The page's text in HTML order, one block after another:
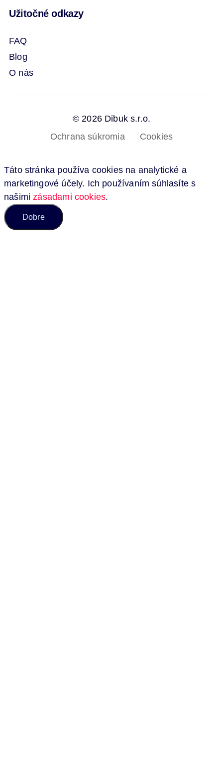
Užitočné odkazy
FAQ
Blog
O nás
© 2026 Dibuk s.r.o.
Ochrana súkromia
Cookies
Táto stránka používa cookies na analytické a
marketingové účely. Ich používaním súhlasíte s
našimizásadami cookies.
Dobre